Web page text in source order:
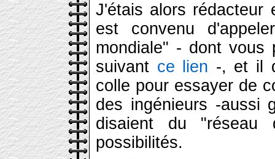
J'étais alors rédacteur
est convenu
mondiale" - dont vous
suivant ce lien -, et il
colle pour essayer de
des ingénieurs -aussi
disaient du
possibilités.